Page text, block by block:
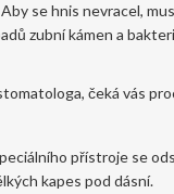
se hnis nevracel,
zubní kámen a
čeká vás
přístroje se
kapes pod dásní.